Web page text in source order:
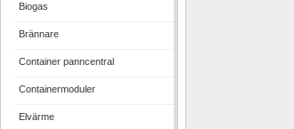
Biogas
Brännare
Container panncentral
Containermoduler
Elvärme